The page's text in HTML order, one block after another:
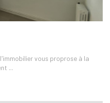
vous proprose à la
...